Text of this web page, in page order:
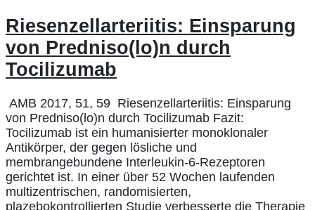
Riesenzellarteriitis: Einsparung
von Predniso(lo)n durch
Tocilizumab
AMB 2017, 51, 59 Riesenzellarteriitis: Einsparung
von Predniso(lo)n durch Tocilizumab Fazit:
Tocilizumab ist ein humanisierter monoklonaler
Antikörper, der gegen lösliche und
membrangebundene Interleukin-6-Rezeptoren
gerichtet ist. In einer über 52 Wochen laufenden
multizentrischen, randomisierten,
plazebokontrollierten Studie verbesserte die Therapie